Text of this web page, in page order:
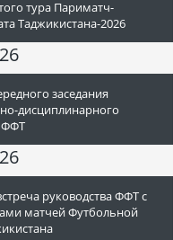
тура Париматч-
Таджикистана-2026
заседания
дисциплинарного
ФФТ
руководства ФФТ с
матчей Футбольной